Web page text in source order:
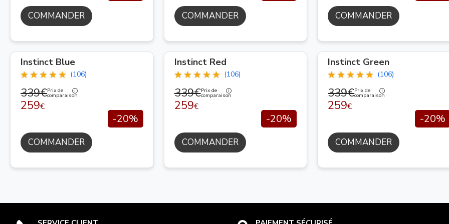
COMMANDER COMMANDER COMMANDER
Instinct Blue
(106)
339€Prix de
comparaison
259€
-20%
COMMANDER
Instinct Red
(106)
339€Prix de
comparaison
259€
-20%
COMMANDER
Instinct Green
(106)
339€Prix de
comparaison
259€
-20%
COMMANDER